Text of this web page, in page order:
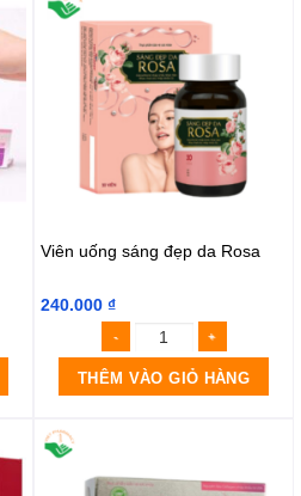
Viên uống sáng đẹp da Rosa
240.000 ₫
THÊM VÀO GIỎ HÀNG